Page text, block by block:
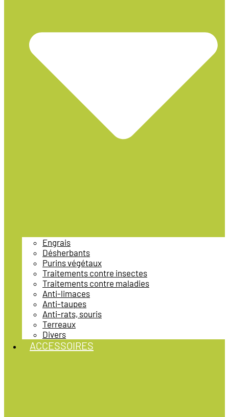
Engrais
Désherbants
Purins végétaux
Traitements contre insectes
Traitements contre maladies
Anti-limaces
Anti-taupes
Anti-rats, souris
Terreaux
Divers
ACCESSOIRES